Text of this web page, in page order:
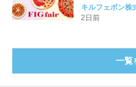
をたっぷりと。
登場8月20日（
キルフェボン株
2日前
一覧